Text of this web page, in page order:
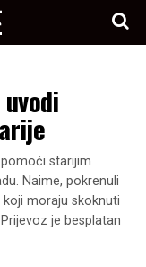
starijim
Naime, pokrenuli
moraju skoknuti
je besplatan